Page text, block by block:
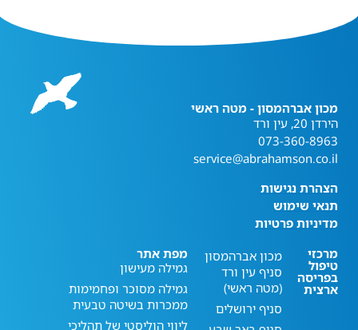
מכון אברהמסון - מטה ראשי
הירדן 20, עין ורד
073-360-8963
service@abrahamson.co.il
הצהרת נגישות
תנאי שימוש
מדיניות פרטיות
מרכזי
טיפול
בפריסה
ארצית
מכון אברהמסון
סניף עין ורד
(מטה ראשי)
סניף ירושלים
מפת אתר
גמילה מעישון
גמילה מסוכר ופחמימות
ממכרות בשיטה טבעית
ליווי הוליסטי של תהליכי